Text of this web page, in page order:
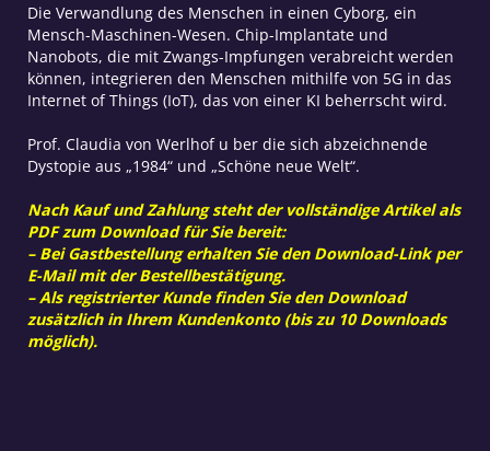
Die Verwandlung des Menschen in einen Cyborg, ein
Mensch-Maschinen-Wesen. Chip-Implantate und
Nanobots, die mit Zwangs-Impfungen verabreicht werden
können, integrieren den Menschen mithilfe von 5G in das
Internet of Things (IoT), das von einer KI beherrscht wird.
Prof. Claudia von Werlhof u ber die sich abzeichnende
Dystopie aus „1984“ und „Schöne neue Welt“.
Nach Kauf und Zahlung steht der vollständige Artikel als
PDF zum Download für Sie bereit:
– Bei Gastbestellung erhalten Sie den Download-Link per
E-Mail mit der Bestellbestätigung.
– Als registrierter Kunde finden Sie den Download
zusätzlich in Ihrem Kundenkonto (bis zu 10 Downloads
möglich).